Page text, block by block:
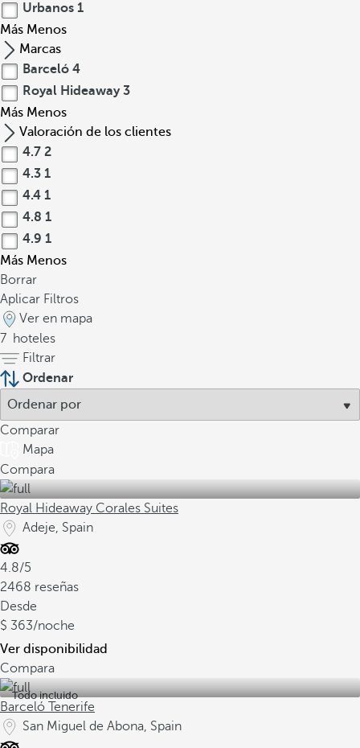
Urbanos 1
Más Menos
Marcas
Barceló 4
Royal Hideaway 3
Más Menos
Valoración de los clientes
4.7 2
4.3 1
4.4 1
4.8 1
4.9 1
Más Menos
Borrar
Aplicar Filtros
Ver en mapa
7 hoteles
Filtrar
Ordenar
Comparar
Mapa
Compara
Royal Hideaway Corales Suites
Adeje, Spain
4.8/5
2468 reseñas
Desde
363/noche
Ver disponibilidad
Compara
Todo incluido
Barceló Tenerife
San Miguel de Abona, Spain